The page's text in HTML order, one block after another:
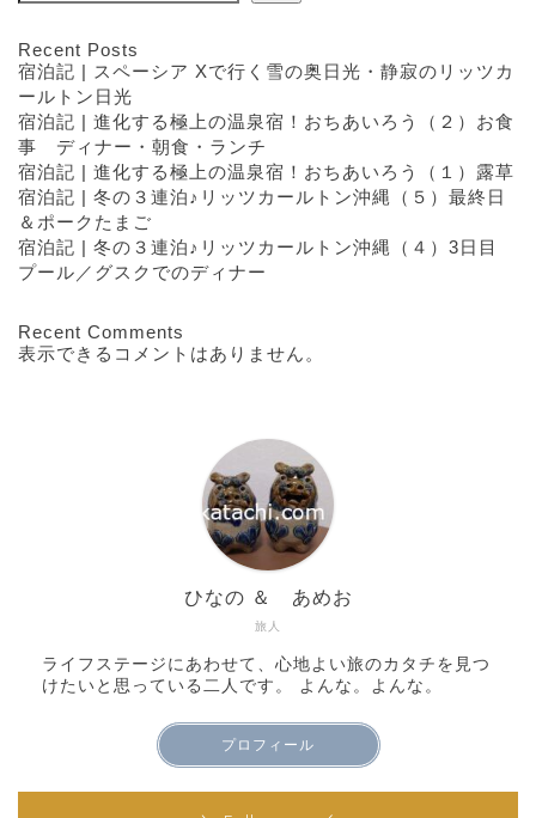
Recent Posts
宿泊記 | スペーシア Xで行く雪の奥日光・静寂のリッツカ
ールトン日光
宿泊記 | 進化する極上の温泉宿！おちあいろう（２）お食
事 ディナー・朝食・ランチ
宿泊記 | 進化する極上の温泉宿！おちあいろう（１）露草
宿泊記 | 冬の３連泊♪リッツカールトン沖縄（５）最終日
＆ポークたまご
宿泊記 | 冬の３連泊♪リッツカールトン沖縄（４）3日目
プール／グスクでのディナー
Recent Comments
表示できるコメントはありません。
旅人
ひなの ＆ あめお
ライフステージにあわせて、心地よい旅のカタチを見つ
けたいと思っている二人です。 よんな。よんな。
プロフィール